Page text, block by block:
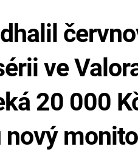
ve
20 000
nový